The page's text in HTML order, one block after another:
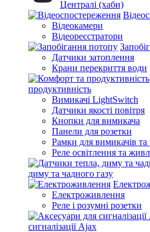
Централі (хаби)
Відеокамери
Відеореєстратори
Датчики затоплення
Крани перекриття води
продуктивність
Вимикачі LightSwitch
Датчики якості повітря
Кнопки для вимикача
Панели для розетки
Рамки для вимикачів та
Реле освітлення та
диму та чадного газу
Електроживлення
Реле і розумні розетки
сигналізації Ajax